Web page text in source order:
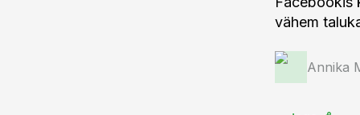
vähem
Annika